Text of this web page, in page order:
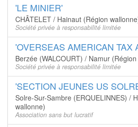
'LE MINIER'
CHÂTELET / Hainaut (Région
Société privée à responsabilité limitée
'OVERSEAS AMERICAN TAX
Berzée (WALCOURT) / Namur
Société privée à responsabilité limitée
'SECTION JEUNES US
Solre-Sur-Sambre (ERQUELINNES) /
wallonne)
Association sans but lucratif